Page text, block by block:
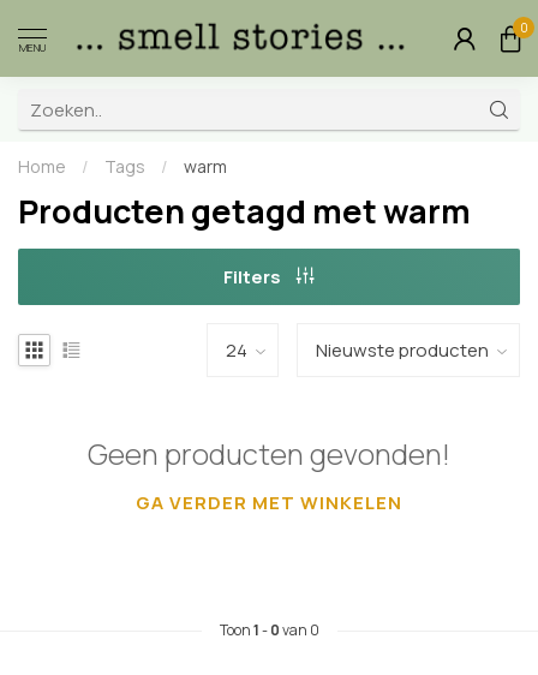
MENU
0
Home / Tags / warm
Producten getagd met warm
Filters
Geen producten gevonden!
GA VERDER MET WINKELEN
Toon1-0van 0